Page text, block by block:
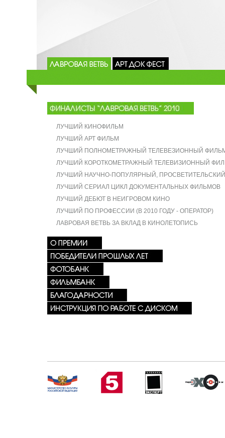
ЛУЧШИЙ КИНОФИЛЬМ
ЛУЧШИЙ АРТ ФИЛЬМ
ЛУЧШИЙ ПОЛНОМЕТРАЖНЫЙ ТЕЛЕВЕЗИОННЫЙ
ЛУЧШИЙ КОРОТКОМЕТРАЖНЫЙ ТЕЛЕВИЗИОННЫЙ
ЛУЧШИЙ НАУЧНО-ПОПУЛЯРНЫЙ,
ЛУЧШИЙ СЕРИАЛ ЦИКЛ ДОКУМЕНТАЛЬНЫХ ФИЛЬМОВ
ЛУЧШИЙ ДЕБЮТ В НЕИГРОВОМ КИНО
ЛУЧШИЙ ПО ПРОФЕССИИ (В 2010 ГОДУ - ОПЕРАТОР)
ЛАВРОВАЯ ВЕТВЬ ЗА ВКЛАД В КИНОЛЕТОПИСЬ